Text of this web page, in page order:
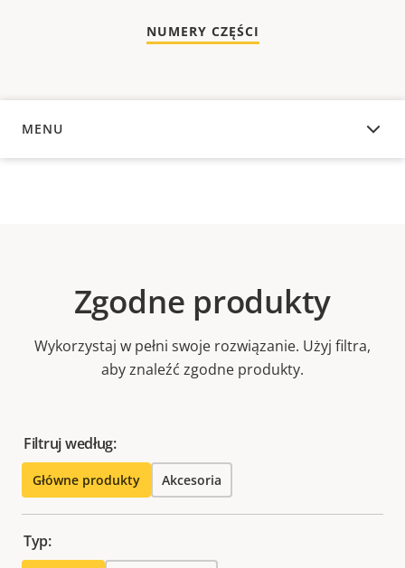
NUMERY CZĘŚCI
MENU
INFORMACJE OGÓLNE
Zgodne produkty
Wykorzystaj w pełni swoje rozwiązanie. Użyj filtra,
aby znaleźć zgodne produkty.
Filtruj według:
Główne produkty Akcesoria
Typ: